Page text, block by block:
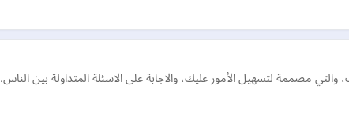
مصممة لتسهيل الأمور عليك، والاجابة على الاسئلة المتداولة بين الناس.